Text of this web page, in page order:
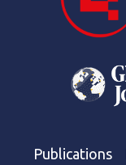
Publications